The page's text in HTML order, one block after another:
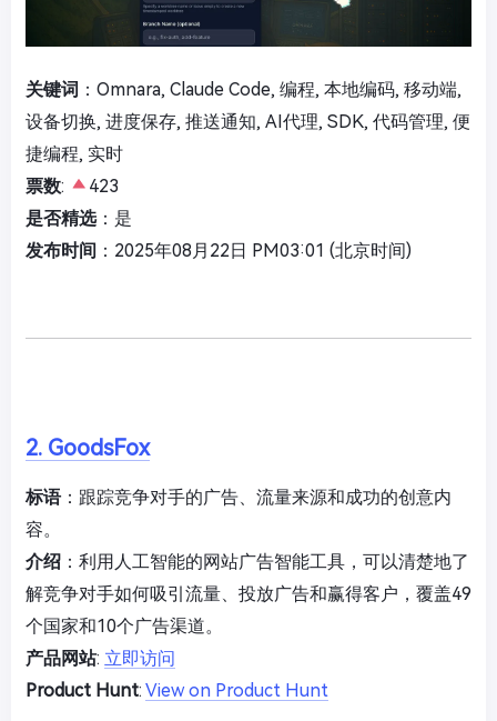
关键词 ：Omnara, Claude Code, 编程, 本地编码, 移动端,
设备切换, 进度保存, 推送通知, AI代理, SDK, 代码管理, 便
捷编程, 实时
票数:
423
是否精选：是
发布时间 ：2025年08月22日 PM03:01 (北京时间)
2. GoodsFox
标语：跟踪竞争对手的广告、流量来源和成功的创意内
容。
介绍 ：利用人工智能的网站广告智能工具，可以清楚地了
解竞争对手如何吸引流量、投放广告和赢得客户，覆盖49
个国家和10个广告渠道。
产品网站: 立即访问
Product Hunt: View on Product Hunt